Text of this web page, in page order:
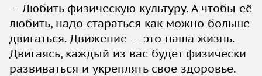
— Любить физическую культуру. А чтобы её
любить, надо стараться как можно больше
двигаться. Движение — это наша жизнь.
Двигаясь, каждый из вас будет физически
развиваться и укреплять свое здоровье.